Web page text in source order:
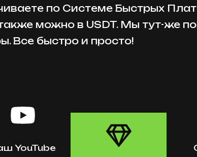
по Системе Быстрых
можно в USDT. Мы тут-же
Все быстро и просто!
YouTube